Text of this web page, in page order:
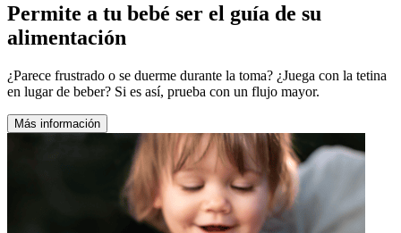
Permite a tu bebé ser el guía de su
alimentación
¿Parece frustrado o se duerme durante la toma? ¿Juega con la tetina
en lugar de beber? Si es así, prueba con un flujo mayor.
Más información